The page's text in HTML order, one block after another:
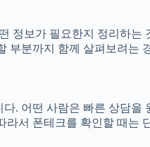
정보가 필요한지 정리하는
부분까지 함께 살펴보려
. 어떤 사람은 빠른 상담
라서 폰테크를 확인할 때